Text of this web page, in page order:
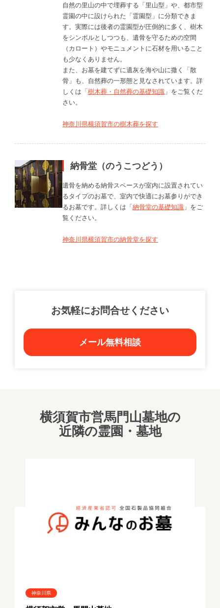
自然の里山の中で埋葬する「里山型」や、都市型
霊園の中に設けられた「霊園型」に分類できま
す。実際には後者の霊園型が圧倒的に多く、樹木
をシンボルとしつつも、遺骨を守るための空間
（カロート）やモニュメントに石材を用いること
も少なくありません。
また、お墓を建てずに遺灰を海や山に撒く「散
骨」も、自然葬の一形態と見なされています。詳
しくは「樹木葬・自然葬の基礎知識 」をご覧くだ
さい。
神奈川県横須賀市の樹木葬を探す
納骨堂（のうこつどう）
遺骨を納める納骨スペースが室内に設置されてい
るタイプのお墓で、室内で快適にお墓参りができ
るお墓です。詳しくは「納骨堂の基礎知識 」をご
覧ください。
神奈川県横須賀市の納骨堂を探す
お気軽にお問合せください
メール無料相談
横須賀市営馬門山墓地の
近隣の霊園・墓地
神奈川県